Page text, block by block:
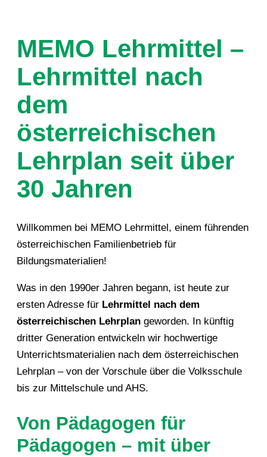
MEMO Lehrmittel –
Lehrmittel nach
dem
österreichischen
Lehrplan seit über
30 Jahren
Willkommen bei MEMO Lehrmittel, einem führenden
österreichischen Familienbetrieb für
Bildungsmaterialien!
Was in den 1990er Jahren begann, ist heute zur
ersten Adresse für Lehrmittel nach dem
österreichischen Lehrplan geworden. In künftig
dritter Generation entwickeln wir hochwertige
Unterrichtsmaterialien nach dem österreichischen
Lehrplan – von der Vorschule über die Volksschule
bis zur Mittelschule und AHS.
Von Pädagogen für
Pädagogen – mit über